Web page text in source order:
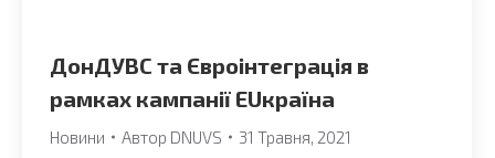
ДонДУВС та Євроінтеграція в
рамках кампанії EUкраїна
Новини Автор DNUVS 31 Травня, 2021